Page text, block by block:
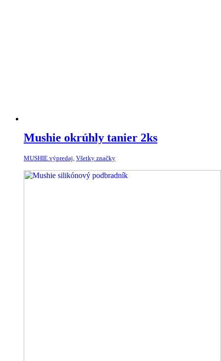
Mushie okrúhly tanier 2ks
MUSHIE výpredaj, Všetky značky